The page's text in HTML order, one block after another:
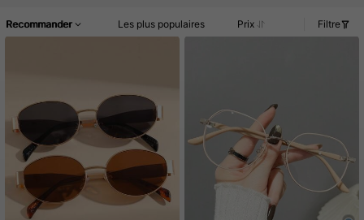
Recommander Les plus populaires Prix Filtre